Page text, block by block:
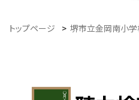
トップページ > 堺市立金岡南小